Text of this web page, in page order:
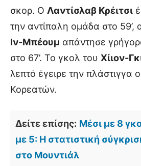
σκορ. Ο Λαντίσλαβ Κρέιτσι
την αντίπαλη ομάδα στο 59’,
Ιν-Μπέουμ απάντησε
στο 67’. Το γκολ του Χίιον-
λεπτό έγειρε την πλάστιγγα
Κορεατών.
Δείτε επίσης: Μέσι με 8
με 5: Η στατιστική
στο Μουντιάλ